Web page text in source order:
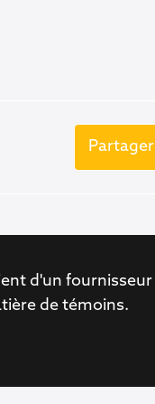
Partager
d'un fournisseur
de témoins.